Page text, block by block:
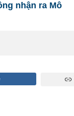
nhận ra Mô